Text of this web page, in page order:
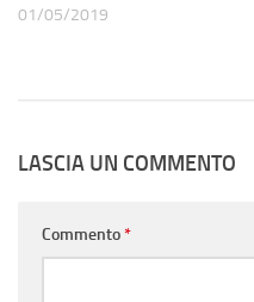
01/05/2019
LASCIA UN COMMENTO
Commento*